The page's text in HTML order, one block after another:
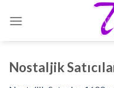
Nostaljik